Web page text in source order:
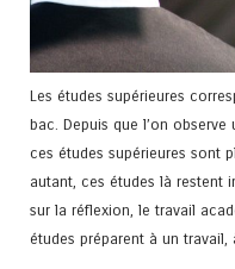
Les études supérieures
bac. Depuis que l’on
ces études supérieures sont
autant, ces études là restent
sur la réflexion, le travail
études préparent à un